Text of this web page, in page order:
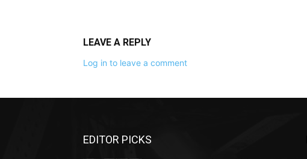
LEAVE A REPLY
Log in to leave a comment
EDITOR PICKS